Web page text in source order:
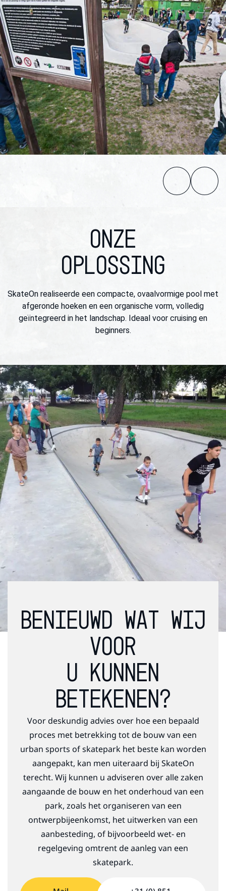
ONZE
OPLOSSING
SkateOn realiseerde een compacte, ovaalvormige pool met
afgeronde hoeken en een organische vorm, volledig
geïntegreerd in het landschap. Ideaal voor cruising en
beginners.
BENIEUWD WAT WIJ
VOOR
U KUNNEN
BETEKENEN?
Voor deskundig advies over hoe een bepaald
proces met betrekking tot de bouw van een
urban sports of skatepark het beste kan worden
aangepakt, kan men uiteraard bij SkateOn
terecht. Wij kunnen u adviseren over alle zaken
aangaande de bouw en het onderhoud van een
park, zoals het organiseren van een
ontwerpbijeenkomst, het uitwerken van een
aanbesteding, of bijvoorbeeld wet- en
regelgeving omtrent de aanleg van een
skatepark.